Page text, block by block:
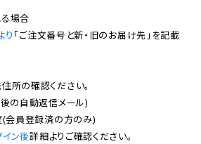
り 「ご注文番号と新・旧のお届け先」を記載
所の確認ください。
の自動返信メール)
(会員登録済の方のみ)
ン後詳細よりご確認ください。